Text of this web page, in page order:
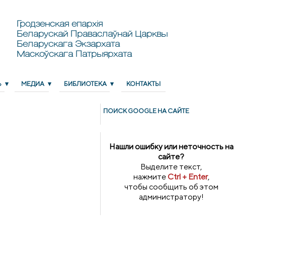
Гродзенская епархія
Беларускай Праваслаўнай Царквы
Беларускага Экзархата
Маскоўскага Патрыярхата
МЕДИА БИБЛИОТЕКА КОНТАКТЫ
ПОИСК GOОGLE НА САЙТЕ
Нашли ошибку или неточность на
сайте?
Выделите текст,
нажмитеCtrl + Enter,
чтобы сообщить об этом
администратору!